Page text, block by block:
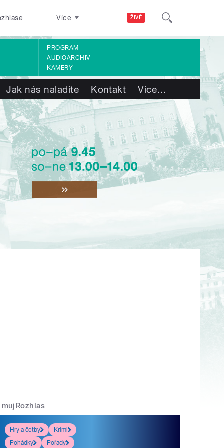
ŽIVĚ
Více
PROGRAM
AUDIOARCHIV
KAMERY
Jak nás naladíte Kontakt Více…
mujRozhlas
Hry a četby
Krimi
Pohádky
Pořady